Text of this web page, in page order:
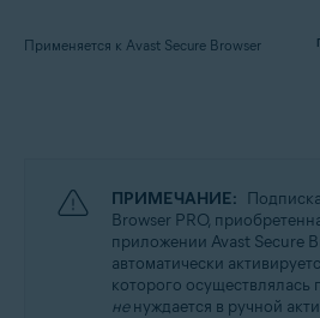
Применяется к Avast Secure Browser
Операционные системы:
Windows, macOS, Android и iOS
ПРИМЕЧАНИЕ:
Browser PRO,
приложении Avast Secure
автоматически
которого осуществлялась
ненуждается в ручной